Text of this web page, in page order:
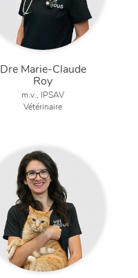
Dre Marie-Claude
Roy
m.v., IPSAV
Vétérinaire